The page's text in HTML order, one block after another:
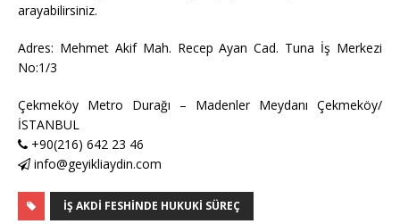
arayabilirsiniz.
Adres: Mehmet Akif Mah. Recep Ayan Cad. Tuna İş Merkezi
No:1/3
Çekmeköy Metro Durağı – Madenler Meydanı Çekmeköy/
İSTANBUL
+90(216) 642 23 46
info@geyikliaydin.com
İŞ AKDI FESHINDE HUKUKI SÜREÇ